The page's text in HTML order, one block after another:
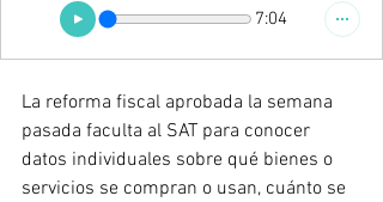
7:04
La reforma fiscal aprobada la semana
pasada faculta al SAT para conocer
datos individuales sobre qué bienes o
servicios se compran o usan, cuánto se